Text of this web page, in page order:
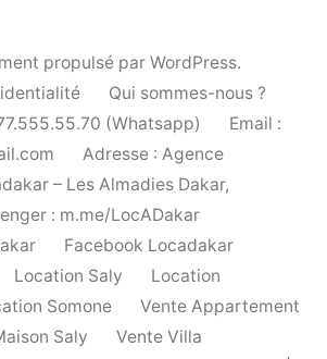
propulsé par WordPress.
Qui sommes-nous ?
(Whatsapp)
Email :
Adresse : Agence
– Les Almadies Dakar,
: m.me/LocADakar
Facebook Locadakar
Location Saly
Location
Somone
Vente Appartement
Saly
Vente Villa